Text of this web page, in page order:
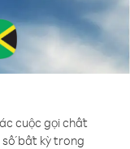
cuộc gọi chất
số bất kỳ trong